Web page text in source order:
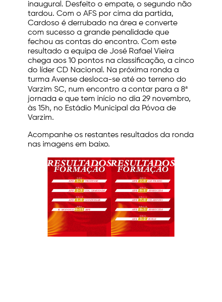
inaugural. Desfeito o empate, o segundo não
tardou. Com o AFS por cima da partida,
Cardoso é derrubado na área e converte
com sucesso a grande penalidade que
fechou as contas do encontro. Com este
resultado a equipa de José Rafael Vieira
chega aos 10 pontos na classificação, a cinco
do líder CD Nacional. Na próxima ronda a
turma Avense desloca-se até ao terreno do
Varzim SC, num encontro a contar para a 8ª
jornada e que tem início no dia 29 novembro,
às 15h, no Estádio Municipal da Póvoa de
Varzim.
Acompanhe os restantes resultados da ronda
nas imagens em baixo.